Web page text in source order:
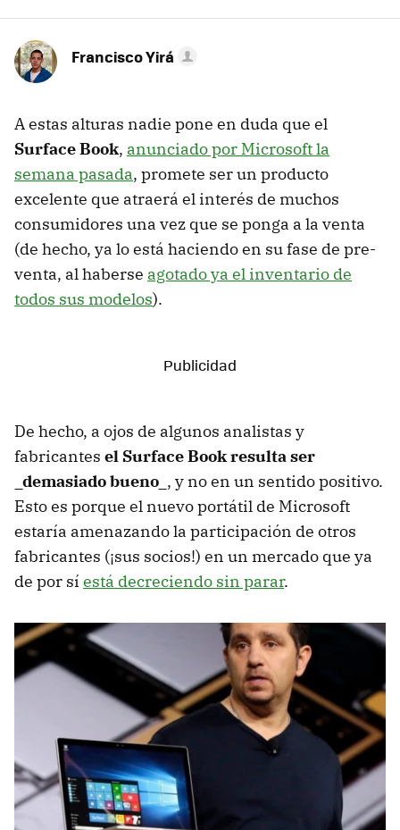
Francisco Yirá
A estas alturas nadie pone en duda que el
Surface Book, anunciado por Microsoft la
semana pasada, promete ser un producto
excelente que atraerá el interés de muchos
consumidores una vez que se ponga a la venta
(de hecho, ya lo está haciendo en su fase de pre-
venta, al haberse agotado ya el inventario de
todos sus modelos).
De hecho, a ojos de algunos analistas y
fabricantes el Surface Book resulta ser
_demasiado bueno_ , y no en un sentido positivo.
Esto es porque el nuevo portátil de Microsoft
estaría amenazando la participación de otros
fabricantes (¡sus socios!) en un mercado que ya
de por sí está decreciendo sin parar.